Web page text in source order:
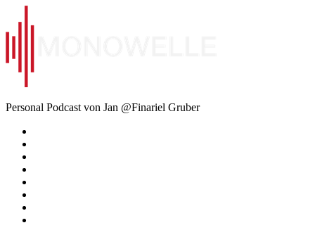
Inhalt
springen
Monowelle
Personal Podcast von Jan @Finariel Gruber